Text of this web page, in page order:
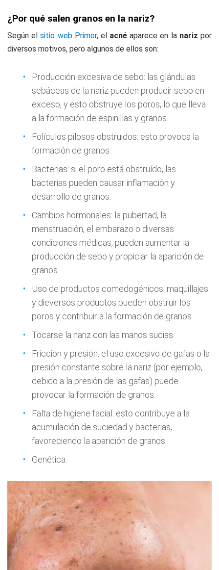
¿Por qué salen granos en la nariz?
Según elsitio web Primor, el acnéaparece en la narizpor
diversos motivos, pero algunos de ellos son:
Producción excesiva de sebo: las glándulas
sebáceas de la nariz pueden producir sebo en
exceso, y esto obstruye los poros, lo que lleva
a la formación de espinillas y granos.
Folículos pilosos obstruidos: esto provoca la
formación de granos.
Bacterias: si el poro está obstruído, las
bacterias pueden causar inflamación y
desarrollo de granos.
Cambios hormonales: la pubertad, la
menstruación, el embarazo o diversas
condiciones médicas, pueden aumentar la
producción de sebo y propiciar la aparición de
granos.
Uso de productos comedogénicos: maquillajes
y dieversos productos pueden obstruir los
poros y contribuir a la formación de granos.
Tocarse la nariz con las manos sucias.
Fricción y presión: el uso excesivo de gafas o la
presión constante sobre la nariz (por ejemplo,
debido a la presión de las gafas) puede
provocar la formación de granos.
Falta de higiene facial: esto contribuye a la
acumulación de suciedad y bacterias,
favoreciendo la aparición de granos.
Genética.